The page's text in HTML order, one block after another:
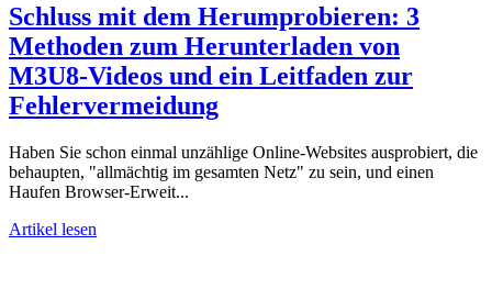
Schluss mit dem Herumprobieren: 3
Methoden zum Herunterladen von
M3U8-Videos und ein Leitfaden zur
Fehlervermeidung
Haben Sie schon einmal unzählige Online-Websites ausprobiert, die
behaupten, "allmächtig im gesamten Netz" zu sein, und einen
Haufen Browser-Erweit...
Artikel lesen